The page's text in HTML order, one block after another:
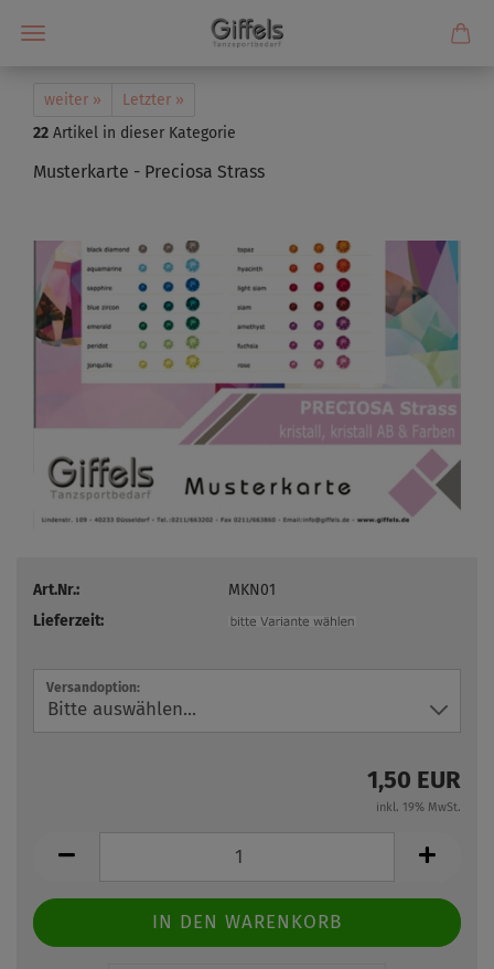
weiter »
Letzter »
22 Artikel in dieser Kategorie
Musterkarte - Preciosa Strass
Art.Nr.:
MKN01
Lieferzeit:
Versandoption:
1,50 EUR
inkl. 19% MwSt.